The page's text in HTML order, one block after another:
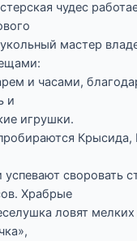
чудес
мастер
и часами,
и
игрушки.
Крысида,
своровать
Храбрые
ловят